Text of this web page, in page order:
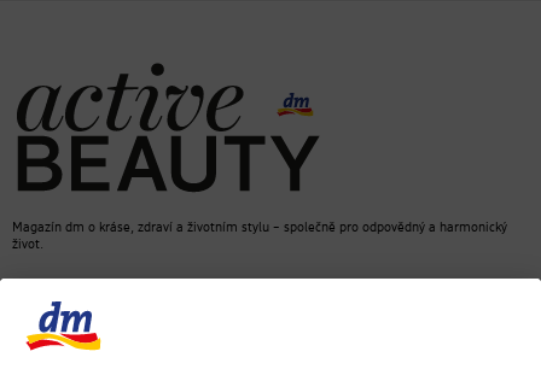
Magazín dm o kráse, zdraví a životním stylu – společně pro odpovědný a harmonický
život.